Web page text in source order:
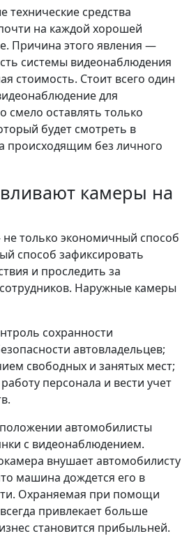
технические средства
на каждой хорошей
Причина этого явления —
системы видеонаблюдения
стоимость. Стоит всего один
для
смело оставлять только
будет смотреть в
происходящим без личного
камеры на
только экономичный способ
способ зафиксировать
и проследить за
Наружные камеры
сохранности
автовладельцев;
свободных и занятых мест;
персонала и вести учет
автомобилисты
с видеонаблюдением.
внушает автомобилисту
машина дождется его в
Охраняемая при помощи
привлекает больше
становится прибыльней.